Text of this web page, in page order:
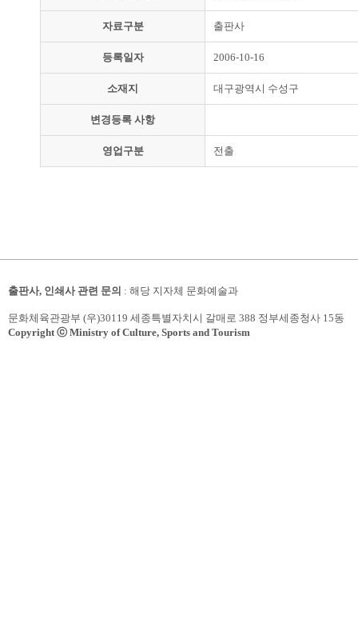
자료구분 출판사
등록일자 2006-10-16
소재지 대구광역시 수성구
변경등록 사항
영업구분 전출
출판사, 인쇄사 관련 문의 : 해당 지자체 문화예술과
문화체육관광부 (우)30119 세종특별자치시 갈매로 388 정부세종청사 15동
Copyright ⓒ Ministry of Culture, Sports and Tourism